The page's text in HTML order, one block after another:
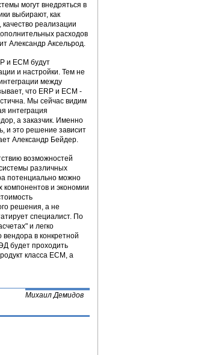
могут внедряться в
выбирают, как
реализации
расходов
Александр Аксельрод.
и ECM будут
и настройки. Тем не
между
что ERP и ECM -
Мы сейчас видим
интеграция
а заказчик. Именно
и это решение зависит
Александр Бейдер.
возможностей
различных
потенциально можно
компонентов и экономии
решения, а не
специалист. По
и легко
в конкретной
будет проходить
класса ECM, а
Михаил Демидов